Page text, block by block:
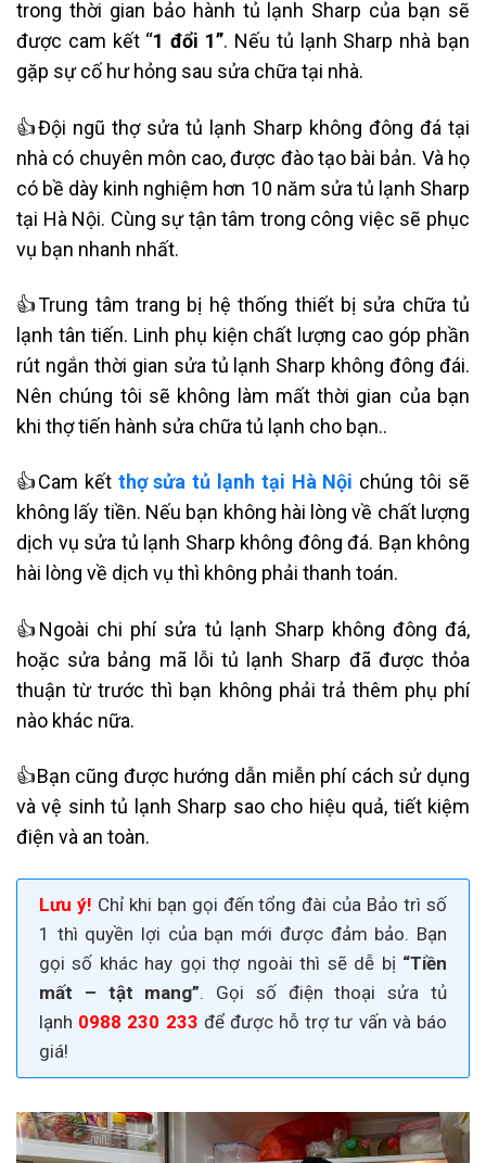
trong thời gian bảo hành tủ lạnh Sharp của bạn sẽ
được cam kết “1 đổi 1”. Nếu tủ lạnh Sharp nhà bạn
gặp sự cố hư hỏng sau sửa chữa tại nhà.
👍Đội ngũ thợ sửa tủ lạnh Sharp không đông đá tại
nhà có chuyên môn cao, được đào tạo bài bản. Và họ
có bề dày kinh nghiệm hơn 10 năm sửa tủ lạnh Sharp
tại Hà Nội. Cùng sự tận tâm trong công việc sẽ phục
vụ bạn nhanh nhất.
👍Trung tâm trang bị hệ thống thiết bị sửa chữa tủ
lạnh tân tiến. Linh phụ kiện chất lượng cao góp phần
rút ngắn thời gian sửa tủ lạnh Sharp không đông đái.
Nên chúng tôi sẽ không làm mất thời gian của bạn
khi thợ tiến hành sửa chữa tủ lạnh cho bạn..
👍Cam kết thợ sửa tủ lạnh tại Hà Nội chúng tôi sẽ
không lấy tiền. Nếu bạn không hài lòng về chất lượng
dịch vụ sửa tủ lạnh Sharp không đông đá. Bạn không
hài lòng về dịch vụ thì không phải thanh toán.
👍Ngoài chi phí sửa tủ lạnh Sharp không đông đá,
hoặc sửa bảng mã lỗi tủ lạnh Sharp đã được thỏa
thuận từ trước thì bạn không phải trả thêm phụ phí
nào khác nữa.
👍Bạn cũng được hướng dẫn miễn phí cách sử dụng
và vệ sinh tủ lạnh Sharp sao cho hiệu quả, tiết kiệm
điện và an toàn.
Lưu ý! Chỉ khi bạn gọi đến tổng đài của Bảo trì số
1 thì quyền lợi của bạn mới được đảm bảo. Bạn
gọi số khác hay gọi thợ ngoài thì sẽ dễ bị “Tiền
mất – tật mang”. Gọi số điện thoại sửa tủ
lạnh 0988 230 233 để được hỗ trợ tư vấn và báo
giá!